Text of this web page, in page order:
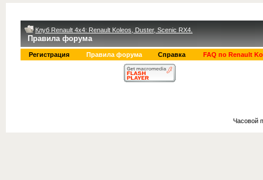
Клуб Renault 4x4: Renault Koleos, Duster, Scenic RX4.
Правила форума
Регистрация Правила форума Справка FAQ по Renault
Часовой